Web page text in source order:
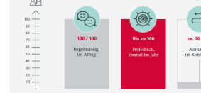
Doktorierende
Weiterbildung
Universität
Informationstechnologie (IVIT)
Vizerektorat Forschung
Vizerektorat Lehre
Universitätssport
AlumniBasel
Innovation
Fakultäten & Departemente